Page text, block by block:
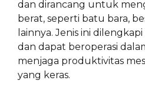
dan dirancang untuk
berat, seperti batu bara,
lainnya. Jenis ini
dan dapat beroperasi
menjaga produktivitas
yang keras.